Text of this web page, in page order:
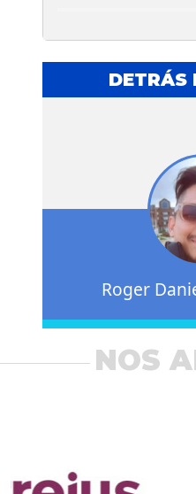
DETRÁS
Roger
NOS